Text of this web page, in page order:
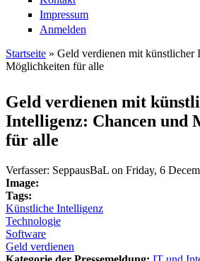
Impressum
Anmelden
Sie sind hier
Startseite » Geld verdienen mit künstlicher
Möglichkeiten für alle
Geld verdienen mit
Intelligenz: Chancen und
für alle
Verfasser: SeppausBaL on Friday, 6
Image:
Tags:
Künstliche Intelligenz
Technologie
Software
Geld verdienen